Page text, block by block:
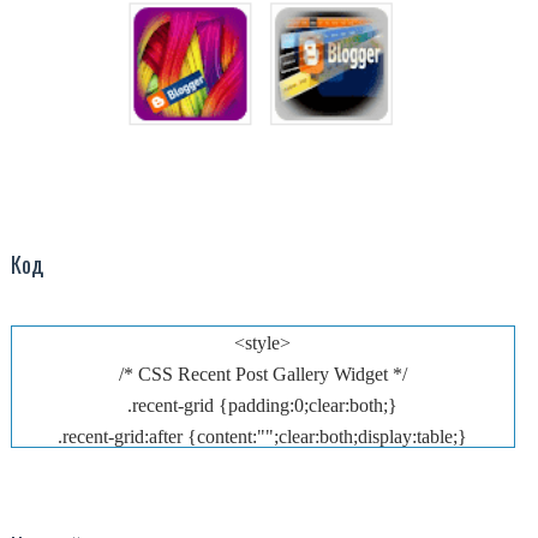
</style>
<script type='text/javascript'>
//<![CDATA[
var numfeed =5;
<"),r=0;r<n.length;r++)-1!=n[r].indexOf(">")&&
(n[r]=n[r].substring(n[r].indexOf(">")+1,n[r].length));return
n=n.join(""),n=n.substring(0,t-1)}function showrecentpostsae(e)
{var t,n,r,a,i,s="";urlprevious="",urlnext="";for(var
l=0;l<e.feed.link.length;l++)"previous"==e.feed.link[l].rel&&
Код
<style>
/* CSS Recent Post Gallery Widget */
.recent-grid {padding:0;clear:both;}
.recent-grid:after {content:"";clear:both;display:table;}